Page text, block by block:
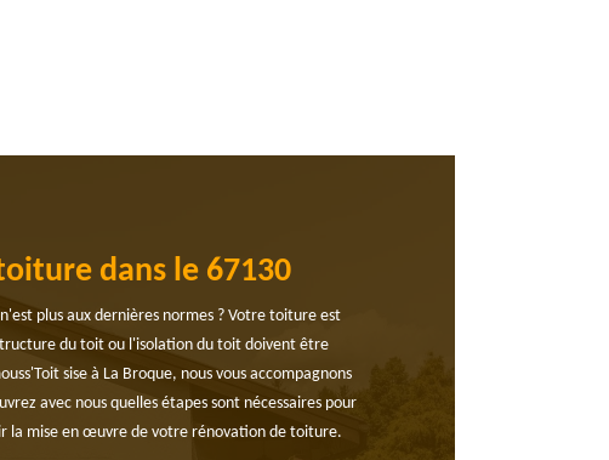
dans le 67130
plus aux dernières normes ? Votre toiture est
du toit ou l'isolation du toit doivent être
sise à La Broque, nous vous accompagnons
avec nous quelles étapes sont nécessaires pour
la mise en œuvre de votre rénovation de toiture.